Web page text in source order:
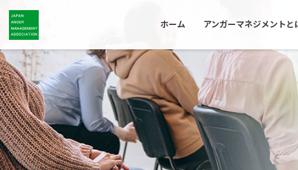
ホーム アンガーマネジメントと